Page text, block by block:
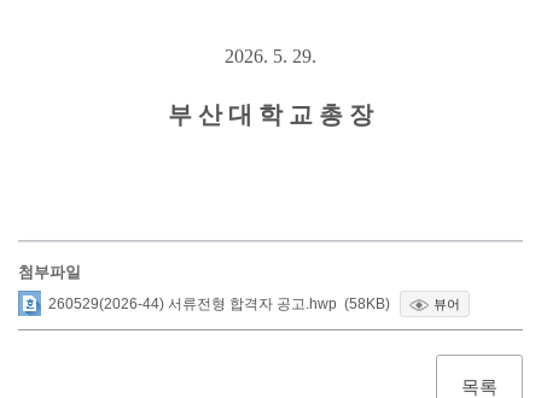
2026. 5. 29.
부 산 대 학 교 총 장
첨부파일
260529(2026-44) 서류전형 합격자 공고.hwp (58KB) 뷰어
목록